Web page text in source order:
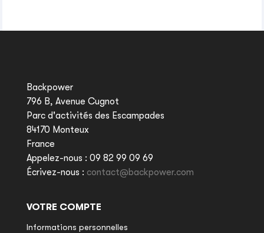
Backpower
796 B, Avenue Cugnot
Parc d'activités des Escampades
84170 Monteux
France
Appelez-nous : 09 82 99 09 69
Écrivez-nous : contact@backpower.com
VOTRE COMPTE
Informations personnelles